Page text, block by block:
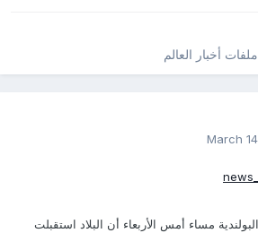
أخبار العالم
March
مساء أمس الأربعاء أن البلاد استقبلت